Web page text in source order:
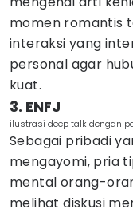
momen romantis
interaksi yang
personal agar
kuat.
3. ENFJ
ilustrasi deep talk dengan
Sebagai pribadi
mengayomi, pria
mental orang-
melihat diskusi